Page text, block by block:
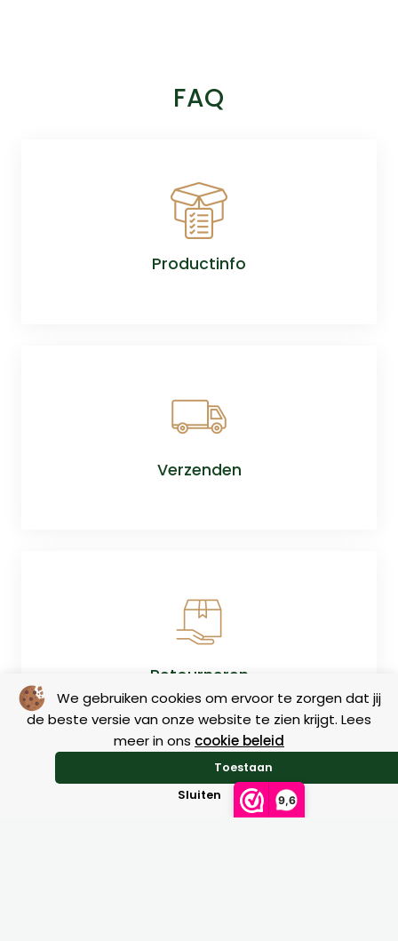
9,6
We gebruiken cookies om ervoor te zorgen dat jij
de beste versie van onze website te zien krijgt. Lees
meer in ons cookie beleid
Toestaan
Sluiten
FAQ
Productinfo
Verzenden
Retourneren